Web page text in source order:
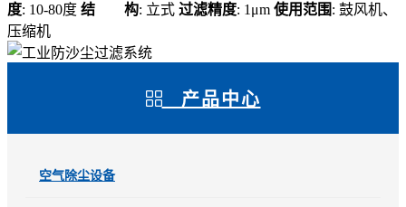
度: 10-80度 结 构: 立式 过滤精度: 1μm 使用范围: 鼓风机、
压缩机
产品中心
空气除尘设备